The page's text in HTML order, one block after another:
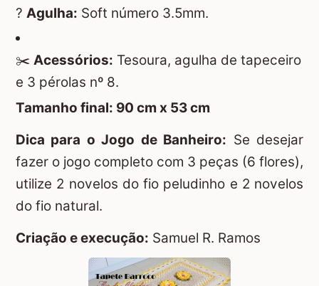
? Agulha: Soft número 3.5mm.
✂️ Acessórios: Tesoura, agulha de tapeceiro
e 3 pérolas nº 8.
Tamanho final: 90 cm x 53 cm
Dica para o Jogo de Banheiro: Se desejar
fazer o jogo completo com 3 peças (6 flores),
utilize 2 novelos do fio peludinho e 2 novelos
do fio natural.
Criação e execução: Samuel R. Ramos